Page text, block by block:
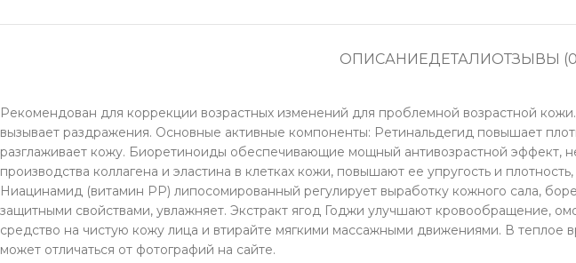
ОПИСАНИЕДЕТАЛИОТЗЫВЫ
Рекомендован для коррекции возрастных изменений для проблемной возрастной
вызывает раздражения. Основные активные компоненты: Ретинальдегид повышает
разглаживает кожу. Биоретиноиды обеспечивающие мощный антивозрастной эффект,
производства коллагена и эластина в клетках кожи, повышают ее упругость и
Ниацинамид (витамин PP) липосомированный регулирует выработку кожного сала,
защитными свойствами, увлажняет. Экстракт ягод Годжи улучшают кровообращение,
средство на чистую кожу лица и втирайте мягкими массажными движениями. В
может отличаться от фотографий на сайте.